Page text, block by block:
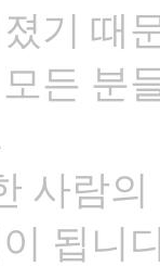
기 때
든 분
사람
됩니